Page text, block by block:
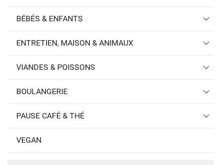
BÉBÉS & ENFANTS
ENTRETIEN, MAISON & ANIMAUX
VIANDES & POISSONS
BOULANGERIE
PAUSE CAFÉ & THÉ
VEGAN